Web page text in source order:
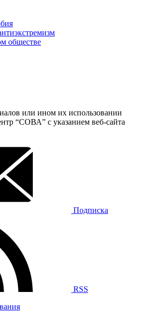
обществе
или ином их использовании
“СОВА” с указанием веб-сайта
Подписка
RSS